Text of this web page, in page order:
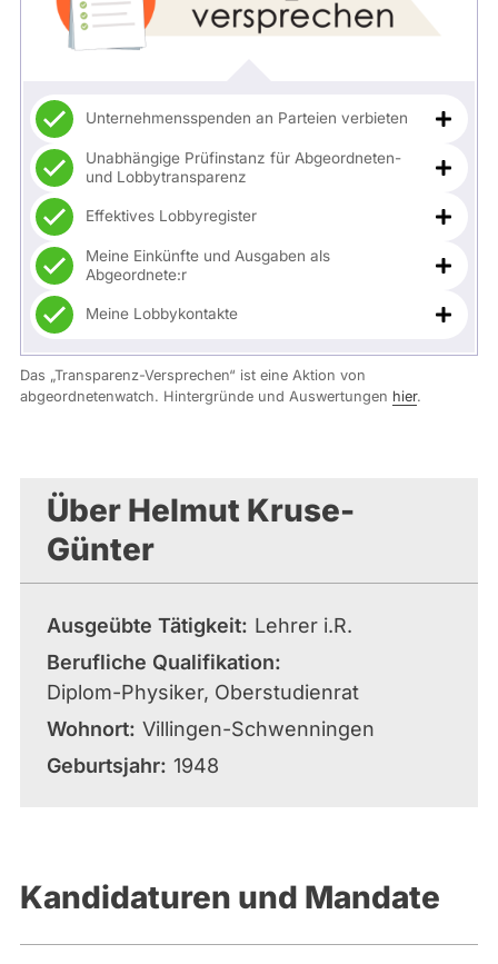
Unternehmensspenden an Parteien verbieten
Unabhängige Prüfinstanz für Abgeordneten-
und Lobbytransparenz
Effektives Lobbyregister
Meine Einkünfte und Ausgaben als
Abgeordnete:r
Meine Lobbykontakte
Das „Transparenz-Versprechen“ ist eine Aktion von
abgeordnetenwatch. Hintergründe und Auswertungen hier.
Über Helmut Kruse-
Günter
Ausgeübte Tätigkeit
Lehrer i.R.
Berufliche Qualifikation
Diplom-Physiker, Oberstudienrat
Wohnort Villingen-Schwenningen
Geburtsjahr 1948
Kandidaturen und Mandate